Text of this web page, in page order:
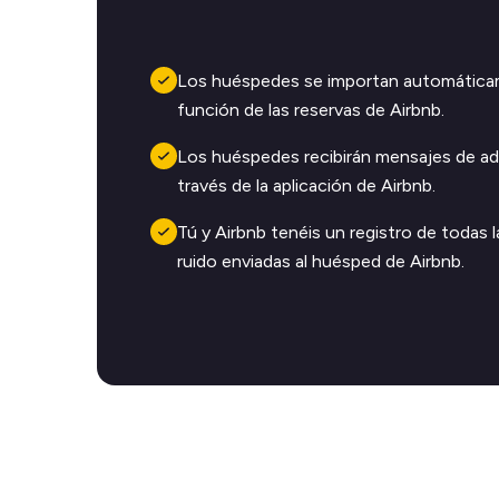
Los huéspedes se importan
función de las reservas de Airbnb.
Los huéspedes recibirán mensajes de
través de la aplicación de Airbnb.
Tú y Airbnb tenéis un registro de todas
ruido enviadas al huésped de Airbnb.